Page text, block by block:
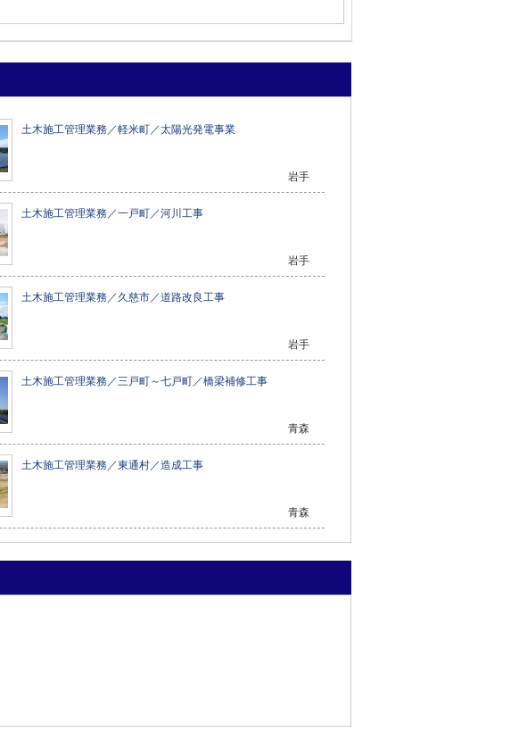
土木施工管理業務／軽米町／太陽光発電事業
岩手
土木施工管理業務／一戸町／河川工事
岩手
土木施工管理業務／久慈市／道路改良工事
岩手
土木施工管理業務／三戸町～七戸町／橋梁補修工事
青森
土木施工管理業務／東通村／造成工事
青森